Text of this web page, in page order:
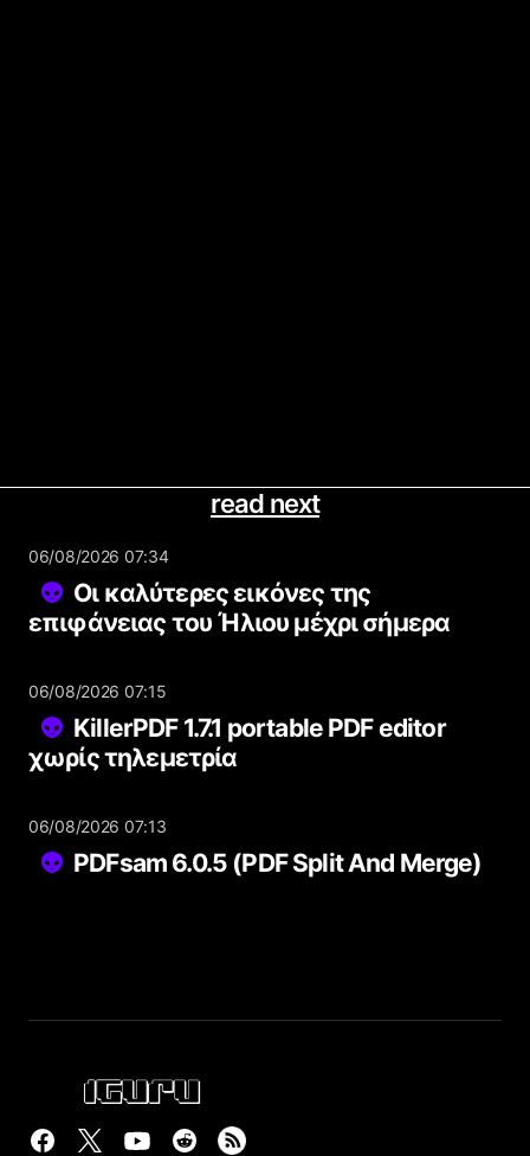
read next
06/08/2026 07:34
Οι καλύτερες εικόνες της
επιφάνειας του Ήλιου μέχρι σήμερα
06/08/2026 07:15
KillerPDF 1.7.1 portable PDF editor
χωρίς τηλεμετρία
06/08/2026 07:13
PDFsam 6.0.5 (PDF Split And Merge)